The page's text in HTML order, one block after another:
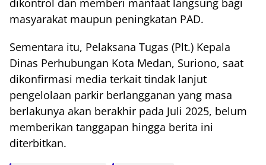
masyarakat maupun peningkatan PAD.
Sementara itu, Pelaksana Tugas (Plt.) Kepala
Dinas Perhubungan Kota Medan, Suriono, saat
dikonfirmasi media terkait tindak lanjut
pengelolaan parkir berlangganan yang masa
berlakunya akan berakhir pada Juli 2025, belum
memberikan tanggapan hingga berita ini
diterbitkan.